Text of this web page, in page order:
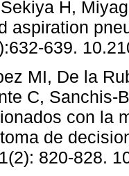
H,
aspiration
639.
MI, De la
C, Sanchis-
con la
de
820-828.